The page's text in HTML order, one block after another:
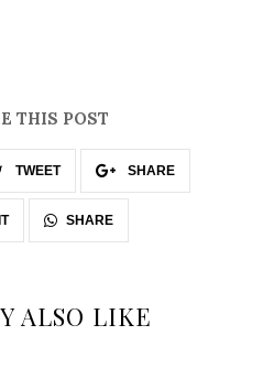
THIS POST
TWEET SHARE
SHARE
ALSO LIKE